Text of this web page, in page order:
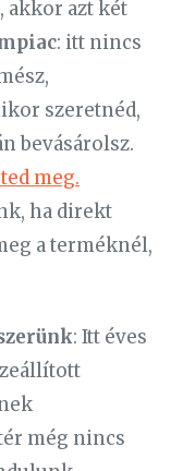
akkor azt két
: itt nincs
szeretnéd,
bevásárolsz.
meg.
ha direkt
a terméknél,
: Itt éves
még nincs